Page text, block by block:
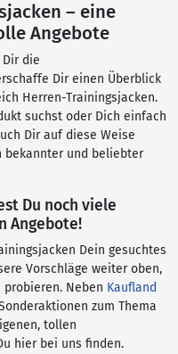
– eine
Angebote
die
Dir einen Überblick
Herren-Trainingsjacken.
suchst oder Dich einfach
Dir auf diese Weise
bekannter und beliebter
Du noch viele
Angebote!
Dein gesuchtes
Vorschläge weiter oben,
Neben Kaufland
zum Thema
tollen
hier bei uns finden.